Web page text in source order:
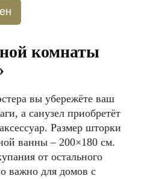
комнаты
вы убережёте ваш
а санузел приобретёт
Размер шторки
ванны – 200×180 см.
от остального
важно для домов с